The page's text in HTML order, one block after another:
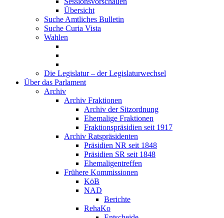
Übersicht
Suche Amtliches Bulletin
Suche Curia Vista
Wahlen
Die Legislatur – der Legislaturwechsel
Über das Parlament
Archiv
Archiv Fraktionen
Archiv der Sitzordnung
Ehemalige Fraktionen
Fraktionspräsidien seit 1917
Archiv Ratspräsidenten
Präsidien NR seit 1848
Präsidien SR seit 1848
Ehemaligentreffen
Frühere Kommissionen
KöB
NAD
Berichte
RehaKo